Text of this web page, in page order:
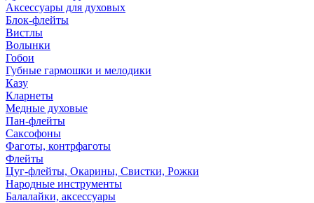
Аксессуары для духовых
Блок-флейты
Вистлы
Волынки
Гобои
Губные гармошки и мелодики
Казу
Кларнеты
Медные духовые
Пан-флейты
Саксофоны
Фаготы, контрфаготы
Флейты
Цуг-флейты, Окарины, Свистки, Рожки
Народные инструменты
Балалайки, аксессуары